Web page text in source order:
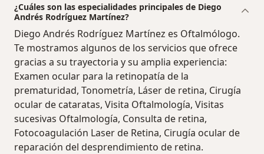
¿Cuáles son las especialidades principales de Diego
Andrés Rodríguez Martínez?
Diego Andrés Rodríguez Martínez es Oftalmólogo.
Te mostramos algunos de los servicios que ofrece
gracias a su trayectoria y su amplia experiencia:
Examen ocular para la retinopatía de la
prematuridad, Tonometría, Láser de retina, Cirugía
ocular de cataratas, Visita Oftalmología, Visitas
sucesivas Oftalmología, Consulta de retina,
Fotocoagulación Laser de Retina, Cirugía ocular de
reparación del desprendimiento de retina.